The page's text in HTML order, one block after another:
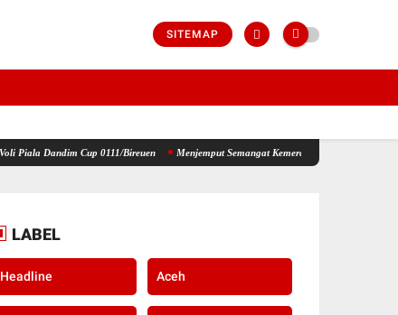
SITEMAP
Cup 0111/Bireuen Menjemput Semangat Kemerdekaan, Kapolsek Idi Tunong
LABEL
Headline Aceh